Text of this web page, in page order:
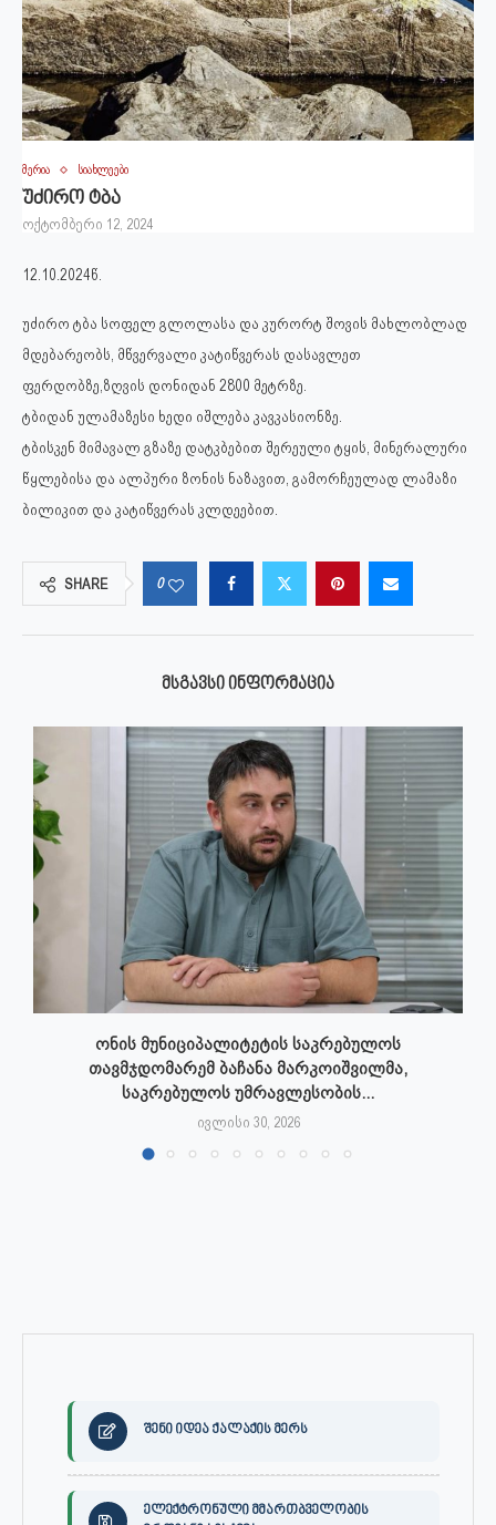
მერია სიახლეები
უძირო ტბა
ოქტომბერი 12, 2024
12.10.2024წ.
უძირო ტბა სოფელ გლოლასა და კურორტ შოვის მახლობლად
მდებარეობს, მწვერვალი კატიწვერას დასავლეთ
ფერდობზე,ზღვის დონიდან 2800 მეტრზე.
ტბიდან ულამაზესი ხედი იშლება კავკასიონზე.
ტბისკენ მიმავალ გზაზე დატკბებით შერეული ტყის, მინერალური
წყლებისა და ალპური ზონის ნაზავით, გამორჩეულად ლამაზი
ბილიკით და კატიწვერას კლდეებით.
SHARE 0
ᲛᲡᲒᲐᲕᲡᲘ ᲘᲜᲤᲝᲠᲛᲐᲪᲘᲐ
ონის მუნიციპალიტეტის საკრებულოს
თავმჯდომარემ ბაჩანა მარკოიშვილმა,
საკრებულოს უმრავლესობის...
ივლისი 30, 2026
შენი იდეა ქალაქის მერს
ელექტრონული მმართბველობის